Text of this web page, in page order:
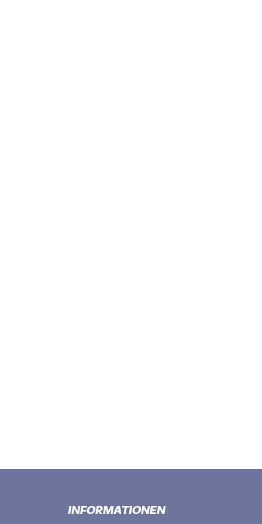
INFORMATIONEN